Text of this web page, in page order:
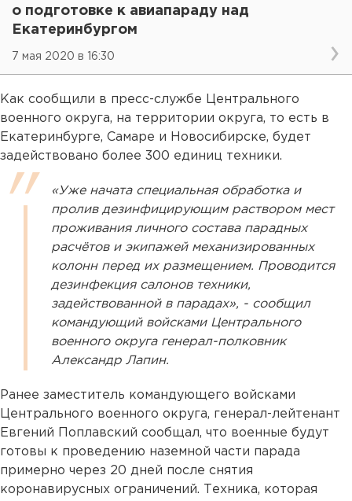
о подготовке к авиапараду над
Екатеринбургом
7 мая 2020 в 16:30
Как сообщили в пресс-службе Центрального
военного округа, на территории округа, то есть в
Екатеринбурге, Самаре и Новосибирске, будет
задействовано более 300 единиц техники.
«Уже начата специальная обработка и
пролив дезинфицирующим раствором мест
проживания личного состава парадных
расчётов и экипажей механизированных
колонн перед их размещением. Проводится
дезинфекция салонов техники,
задействованной в парадах», - сообщил
командующий войсками Центрального
военного округа генерал-полковник
Александр Лапин.
Ранее заместитель командующего войсками
Центрального военного округа, генерал-лейтенант
Евгений Поплавский сообщал, что военные будут
готовы к проведению наземной части парада
примерно через 20 дней после снятия
коронавирусных ограничений. Техника, которая